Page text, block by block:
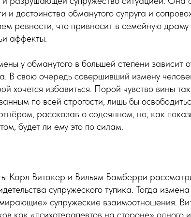
и достоинства обманутого супруга и
ревности, что привносит в семейную
аффекты.
у обманутого в большей степени зависит
В свою очередь совершивший измену
хочется избавиться. Порой чувство вины
по всей строгости, лишь бы
рассказав о содеянном, но, как
будет ли ему это по силам.
Карл Витакер и Вильям Бамберри
супружеского тупика. Тогда
супружеские взаимоотношения.
как «психотерапевтов на стороне» одного